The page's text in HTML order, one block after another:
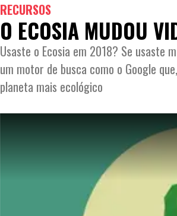
RECURSOS
O ECOSIA MUDOU
Usaste o Ecosia em 2018? Se usaste
um motor de busca como o Google
planeta mais ecológico